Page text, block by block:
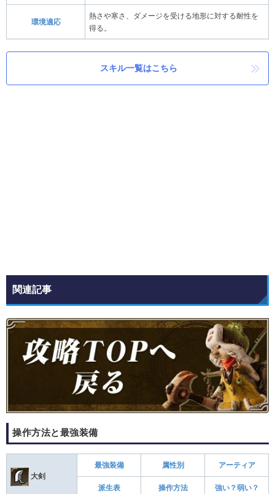
環境適応
熱さや寒さ、ダメージを受ける地形に対する耐性を
得る。
スキル一覧はこちら
関連記事
操作方法と最強装備
大剣
最強装備 属性別 アーティア
派生表 操作方法 強い？弱い？